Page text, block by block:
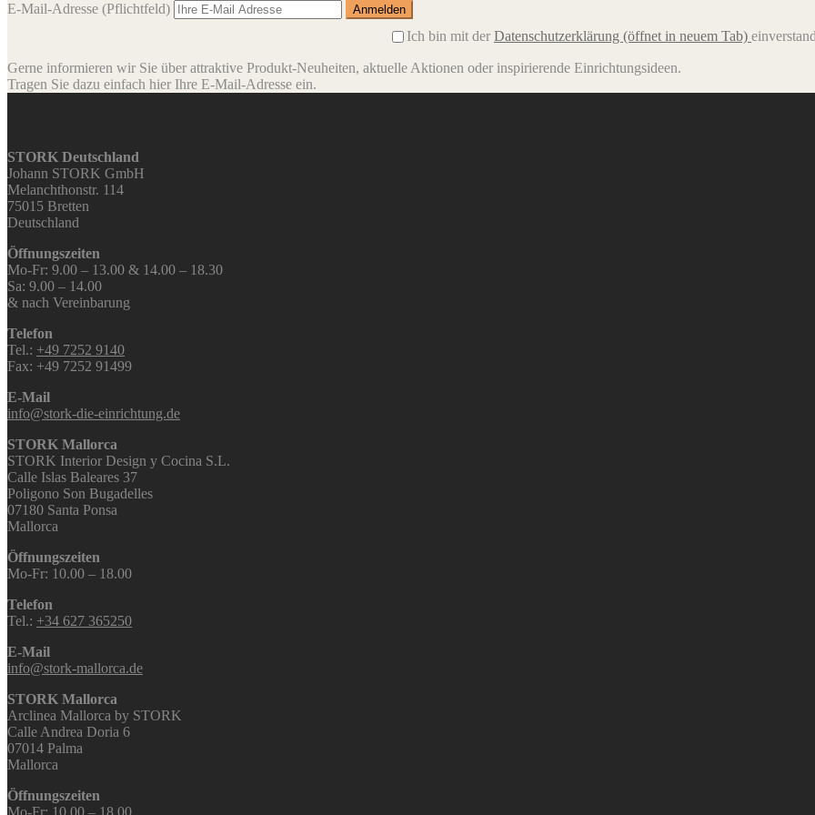
E-Mail-Adresse (Pflichtfeld)
Ich bin mit der Datenschutzerklärung (öffnet in neuem Tab)
Gerne informieren wir Sie über attraktive Produkt-Neuheiten, aktuelle Aktionen oder inspirierende Einrichtungsideen.
Tragen Sie dazu einfach hier Ihre E-Mail-Adresse ein.
STORK Deutschland
Johann STORK GmbH
Melanchthonstr. 114
75015 Bretten
Deutschland
Öffnungszeiten
Mo-Fr: 9.00 – 13.00 & 14.00 – 18.30
Sa: 9.00 – 14.00
& nach Vereinbarung
Telefon
Tel.: +49 7252 9140
Fax: +49 7252 91499
E-Mail
info@stork-die-einrichtung.de
STORK Mallorca
STORK Interior Design y Cocina S.L.
Calle Islas Baleares 37
Poligono Son Bugadelles
07180 Santa Ponsa
Mallorca
Öffnungszeiten
Mo-Fr: 10.00 – 18.00
Telefon
Tel.: +34 627 365250
E-Mail
info@stork-mallorca.de
STORK Mallorca
Arclinea Mallorca by STORK
Calle Andrea Doria 6
07014 Palma
Mallorca
Öffnungszeiten
Mo-Fr: 10.00 – 18.00